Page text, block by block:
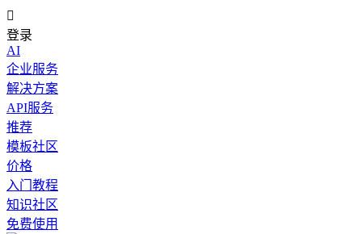

登录
AI
企业服务
解决方案
API服务
推荐
模板社区
价格
入门教程
知识社区
免费使用